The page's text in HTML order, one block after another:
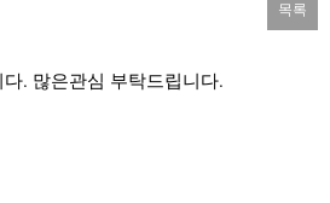
목록
. 많은관심 부탁드립니다.